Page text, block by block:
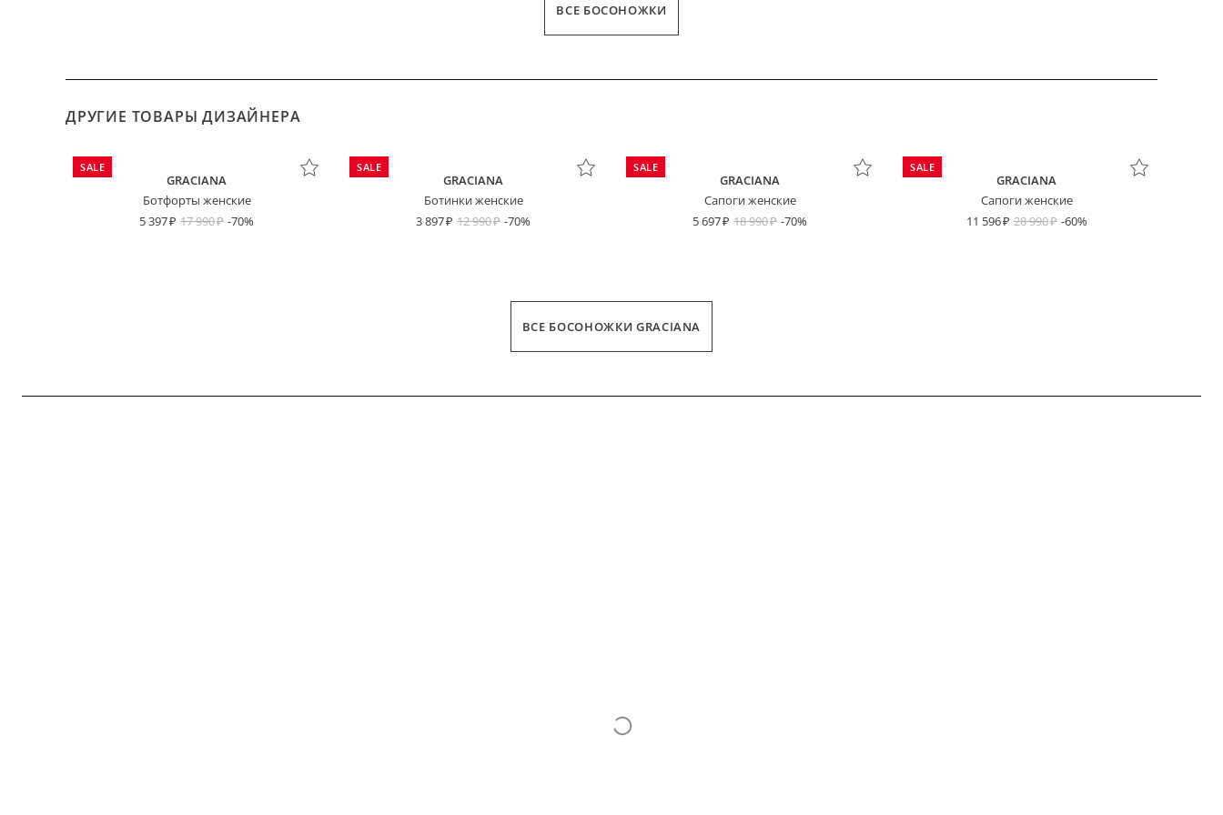
ВСЕ БОСОНОЖКИ
ДРУГИЕ ТОВАРЫ ДИЗАЙНЕРА
SALE
GRACIANA
Ботфорты женские
5 397
17 990 -70%
SALE
GRACIANA
Ботинки женские
3 897
12 990 -70%
SALE
GRACIANA
Сапоги женские
5 697
18 990 -70%
SALE
GRACIANA
Сапоги женские
11 596
28 990 -60%
ВСЕ БОСОНОЖКИ GRACIANA